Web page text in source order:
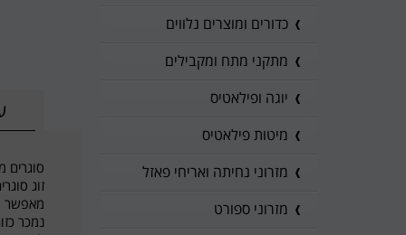
סוגרים
זוג
מאפשר
נמכר
כדורים ומוצרים נלווים
מתקני מתח ומקבילים
יוגה ופילאטיס
מיטות פילאטיס
מזרוני נחיתה ואריחי פאזל
מזרוני ספורט